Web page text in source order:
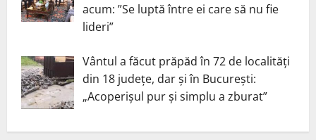
acum: ”Se luptă între ei care să nu fie
lideri”
Vântul a făcut prăpăd în 72 de localități
din 18 județe, dar și în București:
„Acoperișul pur și simplu a zburat”